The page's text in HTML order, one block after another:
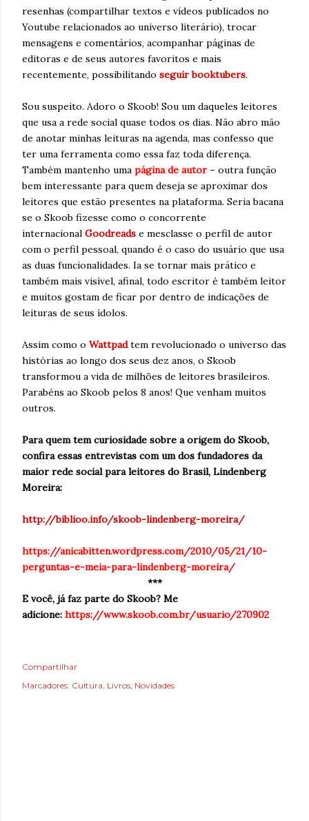
resenhas (compartilhar textos e vídeos publicados no
Youtube relacionados ao universo literário), trocar
mensagens e comentários, acompanhar páginas de
editoras e de seus autores favoritos e mais
recentemente, possibilitando seguir booktubers.
Sou suspeito. Adoro o Skoob! Sou um daqueles leitores
que usa a rede social quase todos os dias. Não abro mão
de anotar minhas leituras na agenda, mas confesso que
ter uma ferramenta como essa faz toda diferença.
Também mantenho uma página de autor – outra função
bem interessante para quem deseja se aproximar dos
leitores que estão presentes na plataforma. Seria bacana
se o Skoob fizesse como o concorrente
internacional Goodreads e mesclasse o perfil de autor
com o perfil pessoal, quando é o caso do usuário que usa
as duas funcionalidades. Ia se tornar mais prático e
também mais visível, afinal, todo escritor é também leitor
e muitos gostam de ficar por dentro de indicações de
leituras de seus ídolos.
Assim como o Wattpadtem revolucionado o universo das
histórias ao longo dos seus dez anos, o Skoob
transformou a vida de milhões de leitores brasileiros.
Parabéns ao Skoob pelos 8 anos! Que venham muitos
outros.
Para quem tem curiosidade sobre a origem do Skoob,
confira essas entrevistas com um dos fundadores da
maior rede social para leitores do Brasil, Lindenberg
Moreira:
http://biblioo.info/skoob-lindenberg-moreira/
https://anicabitten.wordpress.com/2010/05/21/10-
perguntas-e-meia-para-lindenberg-moreira/
***
E você, já faz parte do Skoob? Me
adicione: https://www.skoob.com.br/usuario/270902
Compartilhar
Marcadores: Cultura Livros Novidades